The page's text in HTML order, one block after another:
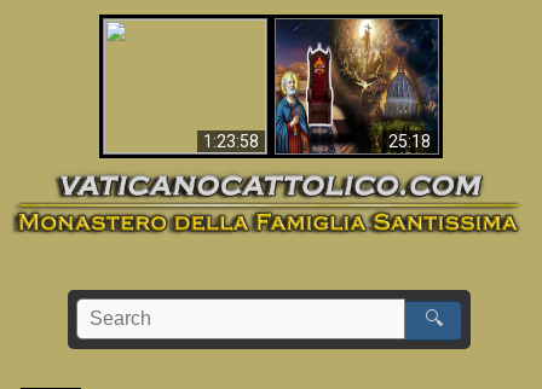
1:23:58 25:18
La Bibbia ha previsto
70 anni senza Papa?
🔍